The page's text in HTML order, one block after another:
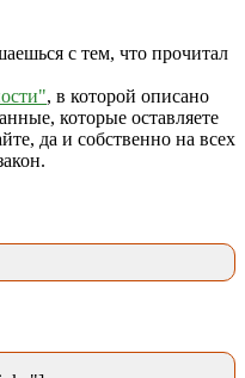
с тем, что прочитал
, в которой описано
которые оставляете
да и собственно на всех